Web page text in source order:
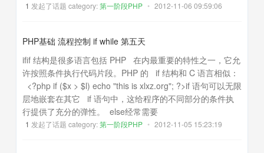
1 发起了话题 category:第一阶段PHP • 2012-11-06 09:59:06
PHP基础 流程控制 if while 第五天
ifif 结构是很多语言包括 PHP 在内最重要的特性之一，它允
许按照条件执行代码片段。PHP 的 if 结构和 C 语言相似：
<?php if ($x > $l) echo "this is xlxz.org"; ?>if 语句可以无限
层地嵌套在其它 if 语句中，这给程序的不同部分的条件执
行提供了充分的弹性。 else经常需要
1 发起了话题 category:第一阶段PHP • 2012-11-05 15:23:19